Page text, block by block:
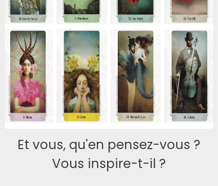
Et vous, qu'en pensez-vous ?
Vous inspire-t-il ?